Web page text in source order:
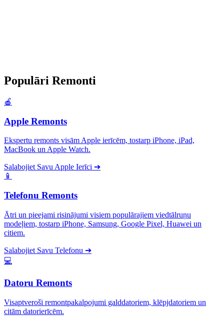
Populāri Remonti
🍎
Apple Remonts
Ekspertu remonts visām Apple ierīcēm, tostarp iPhone, iPad,
MacBook un Apple Watch.
Salabojiet Savu Apple Ierīci ➔
📱
Telefonu Remonts
Ātri un pieejami risinājumi visiem populārajiem viedtālruņu
modeļiem, tostarp iPhone, Samsung, Google Pixel, Huawei un
citiem.
Salabojiet Savu Telefonu ➔
💻
Datoru Remonts
Visaptveroši remontpakalpojumi galddatoriem, klēpjdatoriem un
citām datorierīcēm.